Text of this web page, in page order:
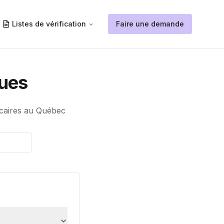
Listes de vérification Faire une demande
au Québec